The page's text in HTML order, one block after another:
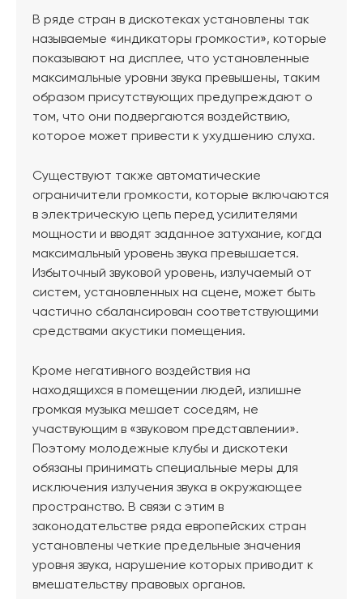
В ряде стран в дискотеках установлены так
называемые «индикаторы громкости», которые
показывают на дисплее, что установленные
максимальные уровни звука превышены, таким
образом присутствующих предупреждают о
том, что они подвергаются воздействию,
которое может привести к ухудшению слуха.
Существуют также автоматические
ограничители громкости, которые включаются
в электрическую цепь перед усилителями
мощности и вводят заданное затухание, когда
максимальный уровень звука превышается.
Избыточный звуковой уровень, излучаемый от
систем, установленных на сцене, может быть
частично сбалансирован соответствующими
средствами акустики помещения.
Кроме негативного воздействия на
находящихся в помещении людей, излишне
громкая музыка мешает соседям, не
участвующим в «звуковом представлении».
Поэтому молодежные клубы и дискотеки
обязаны принимать специальные меры для
исключения излучения звука в окружающее
пространство. В связи с этим в
законодательстве ряда европейских стран
установлены четкие предельные значения
уровня звука, нарушение которых приводит к
вмешательству правовых органов.